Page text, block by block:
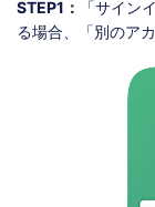
STEP1：
「サイン
る場合、「別のア